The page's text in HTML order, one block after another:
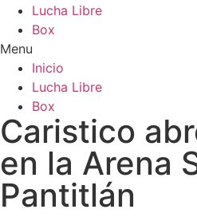
Lucha Libre
Box
Menu
Inicio
Lucha Libre
Box
Caristico
en la Arena
Pantitlán